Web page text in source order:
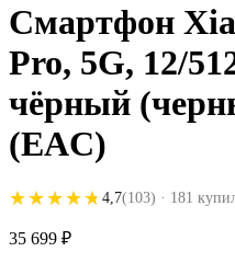
Смартфон
Pro, 5G, 12/
чёрный
(EAC)
★★★★★
★★★★★ 4,7(103) · 181
35 699 ₽